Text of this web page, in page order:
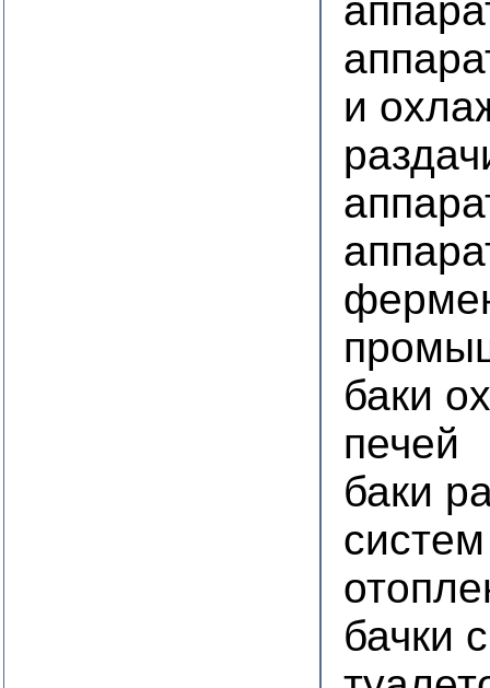
и
баки
печей
баки
бачки